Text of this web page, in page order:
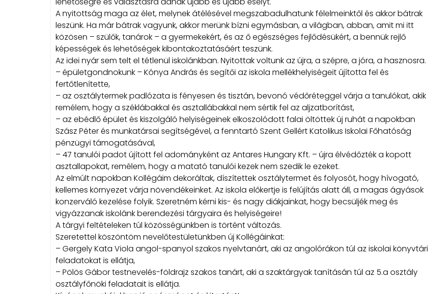
A nyitottság maga az élet, melynek átélésével megszabadulhatunk félelmeinktől és akkor bátrak
leszünk. Ha már bátrak vagyunk, akkor merünk bízni egymásban, a világban, abban, amit mi itt
közösen – szülők, tanárok – a gyermekekért, és az ő egészséges fejlődésükért, a bennük rejlő
képességek és lehetőségek kibontakoztatásáért teszünk.
Az idei nyár sem telt el tétlenül iskolánkban. Nyitottak voltunk az újra, a szépre, a jóra, a hasznosra.
– épületgondnokunk – Kónya András és segítői az iskola mellékhelyiségeit újította fel és
fertőtlenítette,
– az osztálytermek padlózata is fényesen és tisztán, bevonó védőréteggel várja a tanulókat, akik
remélem, hogy a széklábakkal és asztallábakkal nem sértik fel az aljzatborítást,
– az ebédlő épület és kiszolgáló helyiségeinek elkoszolódott falai öltöttek új ruhát a napokban
Szász Péter és munkatársai segítségével, a fenntartó Szent Gellért Katolikus Iskolai Főhatóság
pénzügyi támogatásával,
– 47 tanulói padot újított fel adományként az Antares Hungary Kft. – újra élvédőzték a kopott
asztallapokat, remélem, hogy a matató tanulói kezek nem szedik le ezeket.
Az elmúlt napokban Kollégáim dekoráltak, díszítettek osztálytermet és folyosót, hogy hívogató,
kellemes környezet várja növendékeinket. Az iskola előkertje is felújítás alatt áll, a magas ágyások
konzerváló kezelése folyik. Szeretném kérni kis- és nagy diákjainkat, hogy becsüljék meg és
vigyázzanak iskolánk berendezési tárgyaira és helyiségeire!
A tárgyi feltételeken túl közösségünkben is történt változás.
Szeretettel köszöntöm nevelőtestületünkben új Kollégáinkat:
– Gergely Kata Viola angol-spanyol szakos nyelvtanárt, aki az angolórákon túl az iskolai könyvtári
feladatokat is ellátja,
– Pölös Gábor testnevelés-földrajz szakos tanárt, aki a szaktárgyak tanításán túl az 5.a osztály
osztályfőnöki feladatait is ellátja.